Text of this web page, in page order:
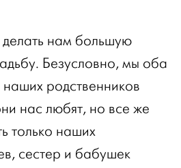
нам большую
Безусловно, мы оба
родственников
нас любят, но все же
только наших
сестер и бабушек